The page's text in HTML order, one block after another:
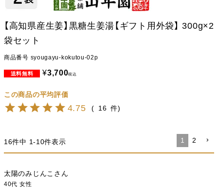
【高知県産生姜】黒糖生姜湯【ギフト用外袋】 300g×2
袋セット
商品番号 syougayu-kokutou-02p
¥3,700税込
4.75 16
16件中 1-10件表示 1 2
太陽のみじんこ
40代 女性